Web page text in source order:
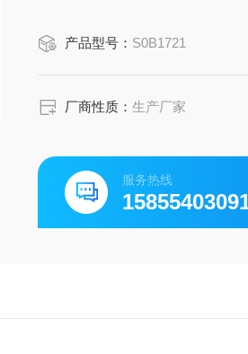
产品型号： S0B1721
厂商性质：生产厂家
服务热线